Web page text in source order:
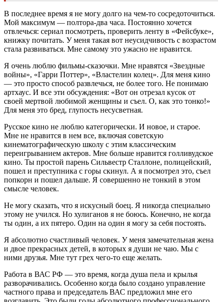
В последнее время я не могу долго на чем-то сосредоточиться.
Мой максимум — полтора-два часа. Постоянно хочется
отвлечься: сериал посмотреть, проверить ленту в «Фейсбуке»,
книжку почитать. У меня такая вот неусидчивость с возрастом
стала развиваться. Мне самому это ужасно не нравится.
Я очень люблю фильмы-сказочки. Мне нравятся «Звездные
войны», «Гарри Поттер», «Властелин колец». Для меня кино
— это просто способ развлечься, не более того. Не понимаю
артхаус. И все эти обсуждения: «Вот он отрезал кусок от
своей мертвой любимой женщины и съел. О, как это тонко!»
Для меня это бред, глупость несусветная.
Русское кино не люблю категорически. И новое, и старое.
Мне не нравится в нем все, включая советскую
кинематографическую школу с этим классическим
переигрыванием актеров. Мне больше нравится голливудское
кино. Ты простой парень Сильвестр Сталлоне, полицейский,
пошел и преступника с горы скинул. А я посмотрел это, съел
попкорн и пошел дальше. Я совершенно не тонкий в этом
смысле человек.
Не могу сказать, что я искусный боец. Я никогда специально
этому не учился. Но хулиганов я не боюсь. Конечно, не когда
ты один, а их пятеро. Один на один я могу за себя постоять.
Я абсолютно счастливый человек. У меня замечательная жена
и двое прекрасных детей, в которых я души не чаю. Мы с
ними друзья. Мне тут грех чего-то еще желать.
Работа в ВАС РФ — это время, когда душа пела и крылья
разворачивались. Особенно когда было создано управление
частного права и председатель ВАС предложил мне его